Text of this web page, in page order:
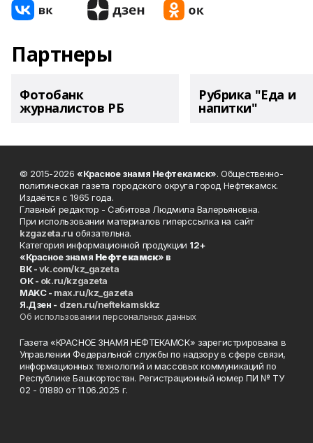
Партнеры
Фотобанк
журналистов РБ
Рубрика "Еда и
напитки"
© 2015-2026 «Красное знамя Нефтекамск». Общественно-
политическая газета городского округа город Нефтекамск.
Издаётся с 1965 года.
Главный редактор - Сабитова Людмила Валерьяновна.
При использовании материалов гиперссылка на сайт
kzgazeta.ru обязательна.
Категория информационной продукции 12+
«Красное знамя Нефтекамск» в
ВК -vk.com/kz_gazeta
ОК - ok.ru/kzgazeta
MAKC - max.ru/kz_gazeta
Я.Дзен - dzen.ru/neftekamskkz
Об использовании персональных данных
Газета «КРАСНОЕ ЗНАМЯ НЕФТЕКАМСК» зарегистрирована в
Управлении Федеральной службы по надзору в сфере связи,
информационных технологий и массовых коммуникаций по
Республике Башкортостан. Регистрационный номер ПИ № ТУ
02 - 01880 от 11.06.2025 г.